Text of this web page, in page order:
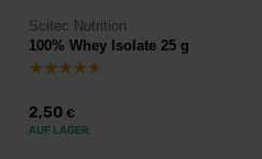
Scitec Nutrition
100% Whey Isolate 25 g
2,50 €
AUF LAGER